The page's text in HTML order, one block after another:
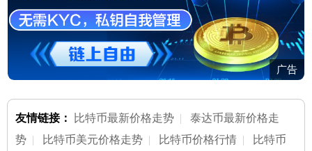
广告
友情链接： 比特币最新价格走势 |泰达币最新价格走
势 | 比特币美元价格走势 | 比特币价格行情 | 比特币